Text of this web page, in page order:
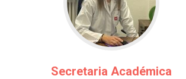
Secretaria Académica